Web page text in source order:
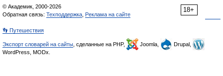
18+
© Академик, 2000-2026
Обратная связь: Техподдержка Реклама на сайте
👣 Путешествия
Экспорт словарей на сайты , сделанные на PHP, Joomla,
Drupal,
WordPress, MODx.